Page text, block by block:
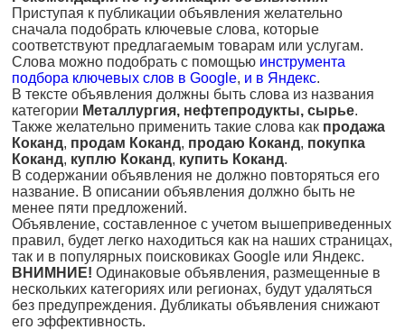
Приступая к публикации объявления желательно
сначала подобрать ключевые слова, которые
соответствуют предлагаемым товарам или услугам.
Слова можно подобрать с помощью инструмента
подбора ключевых слов в Google, и в Яндекс.
В тексте объявления должны быть слова из названия
категории Металлургия, нефтепродукты, сырье.
Также желательно применить такие слова как продажа
Коканд, продам Коканд, продаю Коканд, покупка
Коканд, куплю Коканд, купить Коканд.
В содержании объявления не должно повторяться его
название. В описании объявления должно быть не
менее пяти предложений.
Объявление, составленное с учетом вышеприведенных
правил, будет легко находиться как на наших страницах,
так и в популярных поисковиках Google или Яндекс.
ВНИМНИЕ! Одинаковые объявления, размещенные в
нескольких категориях или регионах, будут удаляться
без предупреждения. Дубликаты объявления снижают
его эффективность.